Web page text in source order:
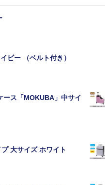
ビー （ベルト付き）
ース「MOKUBA」中サイ
大サイズ ホワイト